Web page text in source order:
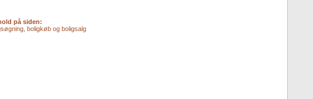
på siden:
boligkøb og boligsalg